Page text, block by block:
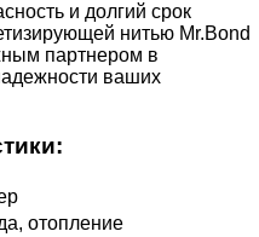
и долгий срок
нитью Mr.Bond
партнером в
ваших
отопление